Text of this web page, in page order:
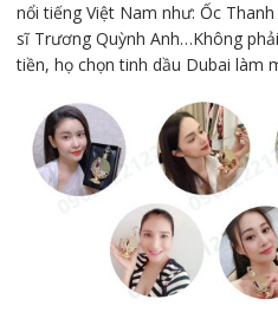
nổi tiếng Việt Nam như: Ốc
sĩ Trương Quỳnh Anh…Không
tiền, họ chọn tinh dầu Dubai làm